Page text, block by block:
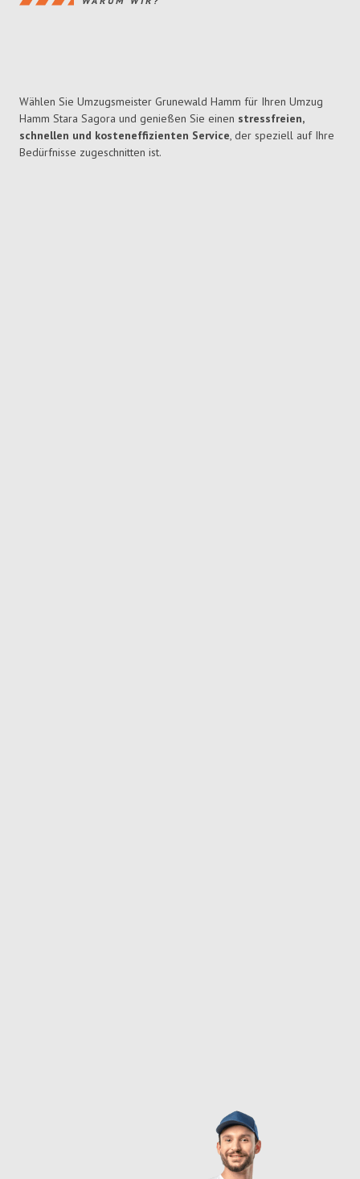
Wählen Sie Umzugsmeister Grunewald Hamm für Ihren Umzug
Hamm Stara Sagora und genießen Sie einen stressfreien,
schnellen und kosteneffizienten Service, der speziell auf Ihre
Bedürfnisse zugeschnitten ist.